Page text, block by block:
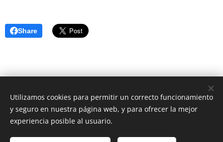
Share
PROTECCIÓN DE DATOS PERSONALES
AVISO LEGAL
Cookies
Utilizamos cookies para permitir un correcto funcionamiento
y seguro en nuestra página web, y para ofrecer la mejor
experiencia posible al usuario.